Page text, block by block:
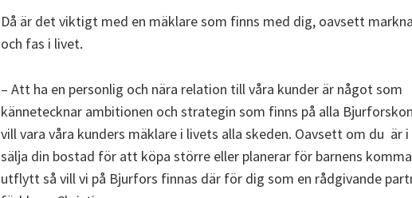
Då är det viktigt med en mäklare som finns med dig, oavsett
och fas i livet.
– Att ha en personlig och nära relation till våra kunder är något som
kännetecknar ambitionen och strategin som finns på alla
vill vara våra kunders mäklare i livets alla skeden. Oavsett om du är
sälja din bostad för att köpa större eller planerar för barnens
utflytt så vill vi på Bjurfors finnas där för dig som en rådgivande